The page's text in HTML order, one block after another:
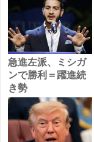
急進左派、ミシガ
ンで勝利＝躍進続
き勢